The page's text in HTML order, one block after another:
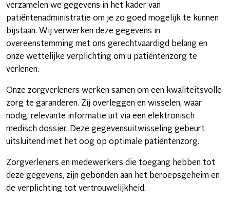
verzamelen we gegevens in het kader van
patiëntenadministratie om je zo goed mogelijk te kunnen
bijstaan. Wij verwerken deze gegevens in
overeenstemming met ons gerechtvaardigd belang en
onze wettelijke verplichting om u patiëntenzorg te
verlenen.
Onze zorgverleners werken samen om een kwaliteitsvolle
zorg te garanderen. Zij overleggen en wisselen, waar
nodig, relevante informatie uit via een elektronisch
medisch dossier. Deze gegevensuitwisseling gebeurt
uitsluitend met het oog op optimale patiëntenzorg.
Zorgverleners en medewerkers die toegang hebben tot
deze gegevens, zijn gebonden aan het beroepsgeheim en
de verplichting tot vertrouwelijkheid.